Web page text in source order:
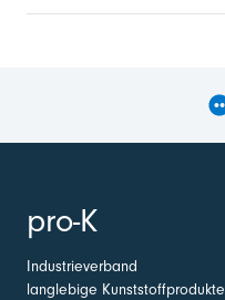
pro-K
Industrieverband
langlebige Kunststoffprodukte